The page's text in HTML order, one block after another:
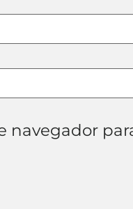
navegador